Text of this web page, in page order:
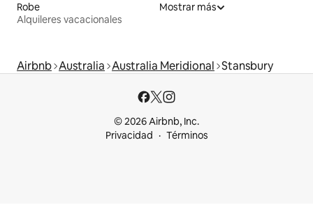
Robe
Alquileres vacacionales
Mostrar más
Airbnb Australia Australia Meridional Stansbury
© 2026 Airbnb, Inc.
Privacidad
Términos